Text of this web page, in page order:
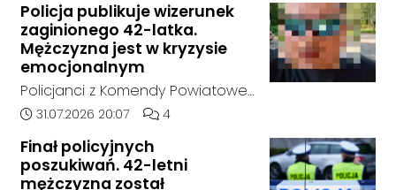
nam się ustalić, funkcjonariusze
poszukują mężczyzny, który może
posiadać niebezpieczne
narzędzie, nieoficjalnie broń i
stanowić zagrożenie dla osób
postronnych.
Policja publikuje wizerunek
zaginionego 42-latka.
Mężczyzna jest w kryzysie
emocjonalnym
Policjanci z Komendy Powiatowej
Policji w Kędzierzynie-Koźlu
który jest w kryzysie
emocjonalnym i może chcieć
Data dodania artykułu:
31.07.2026 20:07 Liczba komentarzy artykułu:
4
Finał policyjnych
poszukiwań. 42-letni
mężczyzna został